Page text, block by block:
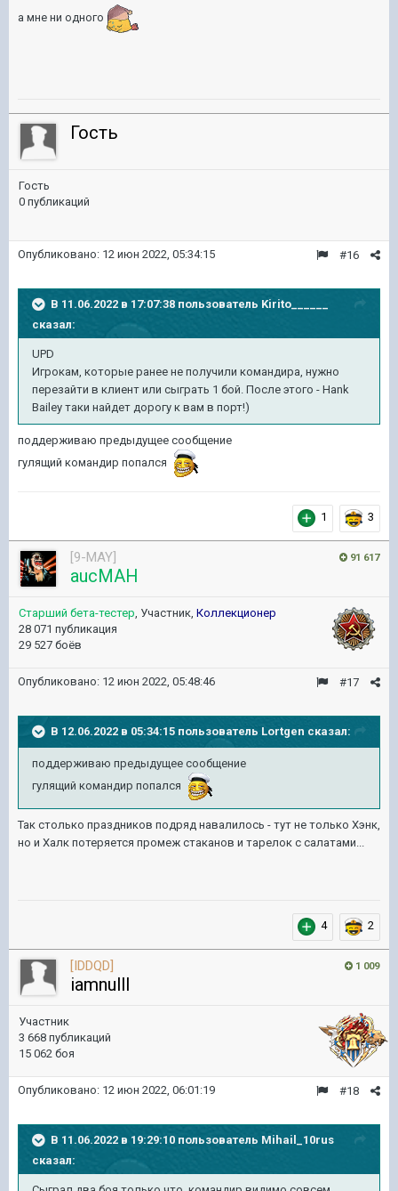
а мне ни одного
Гость
Гость
0 публикаций
#16
Опубликовано: 12 июн 2022, 05:34:15
В 11.06.2022 в 17:07:38 пользователь Kirito______
сказал:
UPD
Игрокам, которые ранее не получили командира, нужно
перезайти в клиент или сыграть 1 бой. После этого - Hank
Bailey таки найдет дорогу к вам в порт!)
поддерживаю предыдущее сообщение
гулящий командир попался
1 3
91 617
[9-MAY]
aucMAH
Старший бета-тестер, Участник, Коллекционер
28 071 публикация
29 527 боёв
#17
Опубликовано: 12 июн 2022, 05:48:46
В 12.06.2022 в 05:34:15 пользователь Lortgen сказал:
поддерживаю предыдущее сообщение
гулящий командир попался
Так столько праздников подряд навалилось - тут не только Хэнк,
но и Халк потеряется промеж стаканов и тарелок с салатами...
4 2
1 009
[IDDQD]
iamnulll
Участник
3 668 публикаций
15 062 боя
#18
Опубликовано: 12 июн 2022, 06:01:19
В 11.06.2022 в 19:29:10 пользователь Mihail_10rus
сказал: